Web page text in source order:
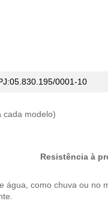
0001-10
cada modelo)
Resistência à
água, como chuva ou no